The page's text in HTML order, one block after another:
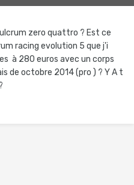
zero quattro ? Est ce
racing evolution 5 que j'i
à 280 euros avec un corps
de octobre 2014 (pro ) ? Y A t